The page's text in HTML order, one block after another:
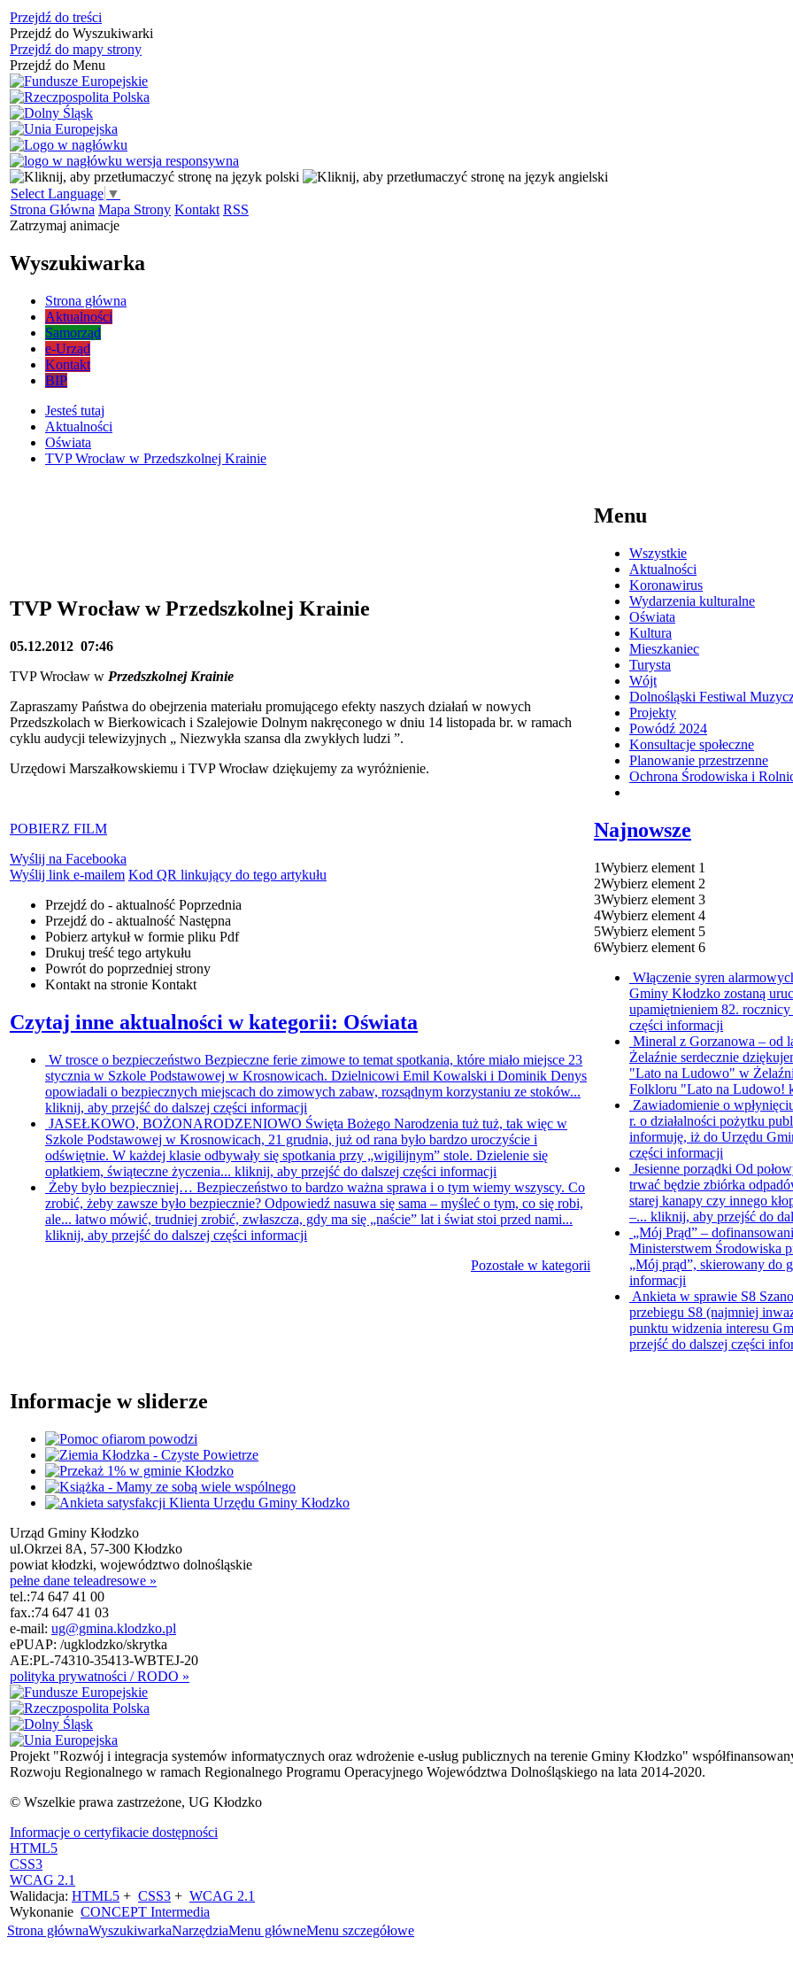
Przejdź do treści
Przejdź do Wyszukiwarki
Przejdź do mapy strony
Przejdź do Menu
Select Language ▼
Strona Główna Mapa Strony Kontakt RSS
Zatrzymaj animacje
Wyszukiwarka
Strona główna
Aktualności
Samorząd
e-Urząd
Kontakt
BIP
Jesteś tutaj
Aktualności
Oświata
TVP Wrocław w Przedszkolnej Krainie
TVP Wrocław w Przedszkolnej Krainie
05.12.2012 07:46
TVP Wrocław w Przedszkolnej Krainie
Zapraszamy Państwa do obejrzenia materiału promującego efekty naszych działań w nowych
Przedszkolach w Bierkowicach i Szalejowie Dolnym nakręconego w dniu 14 listopada br. w ramach
cyklu audycji telewizyjnych „ Niezwykła szansa dla zwykłych ludzi ”.
Urzędowi Marszałkowskiemu i TVP Wrocław dziękujemy za wyróżnienie.
POBIERZ FILM
Wyślij na Facebooka
Wyślij link e-mailem Kod QR linkujący do tego artykułu
Przejdź do - aktualność Poprzednia
Przejdź do - aktualność Następna
Pobierz artykuł w formie pliku Pdf
Drukuj treść tego artykułu
Powrót do poprzedniej strony
Kontakt na stronie Kontakt
Czytaj inne aktualności w kategorii: Oświata
W trosce o bezpieczeństwo Bezpieczne ferie zimowe to temat spotkania, które miało miejsce 23
stycznia w Szkole Podstawowej w Krosnowicach. Dzielnicowi Emil Kowalski i Dominik Denys
opowiadali o bezpiecznych miejscach do zimowych zabaw, rozsądnym korzystaniu ze stoków...
kliknij, aby przejść do dalszej części informacji
JASEŁKOWO, BOŻONARODZENIOWO Święta Bożego Narodzenia tuż tuż, tak więc w
Szkole Podstawowej w Krosnowicach, 21 grudnia, już od rana było bardzo uroczyście i
odświętnie. W każdej klasie odbywały się spotkania przy „wigilijnym” stole. Dzielenie się
opłatkiem, świąteczne życzenia... kliknij, aby przejść do dalszej części informacji
Żeby było bezpieczniej… Bezpieczeństwo to bardzo ważna sprawa i o tym wiemy wszyscy. Co
zrobić, żeby zawsze było bezpiecznie? Odpowiedź nasuwa się sama – myśleć o tym, co się robi,
ale... łatwo mówić, trudniej zrobić, zwłaszcza, gdy ma się „naście” lat i świat stoi przed nami...
kliknij, aby przejść do dalszej części informacji
Pozostałe w kategorii
Menu
Wszystkie
Aktualności
Koronawirus
Wydarzenia kulturalne
Oświata
Kultura
Mieszkaniec
Turysta
Wójt
Dolnośląski Festiwal
Projekty
Powódź 2024
Konsultacje społeczne
Planowanie przestrzenne
Ochrona Środowiska i
Najnowsze
1Wybierz element 1
2Wybierz element 2
3Wybierz element 3
4Wybierz element 4
5Wybierz element 5
6Wybierz element 6
Włączenie syren
Gminy Kłodzko zostaną
upamiętnieniem 82.
części informacji
Mineral z Gorzanowa – od
Żelaźnie serdecznie
"Lato na Ludowo" w
Folkloru "Lato na Ludowo!
Zawiadomienie o
r. o działalności pożytku
informuję, iż do Urzędu
części informacji
Jesienne porządki Od
trwać będzie zbiórka
starej kanapy czy innego
–... kliknij, aby przejść do
„Mój Prąd” –
Ministerstwem Środowiska
„Mój prąd”, skierowany do
informacji
Ankieta w sprawie S8
przebiegu S8 (najmniej
punktu widzenia interesu
przejść do dalszej części
Informacje w sliderze
Urząd Gminy Kłodzko
ul.Okrzei 8A, 57-300 Kłodzko
powiat kłodzki, województwo dolnośląskie
pełne dane teleadresowe »
tel.:74 647 41 00
fax.:74 647 41 03
e-mail: ug@gmina.klodzko.pl
ePUAP: /ugklodzko/skrytka
AE:PL-74310-35413-WBTEJ-20
polityka prywatności / RODO »
Projekt "Rozwój i integracja systemów informatycznych oraz wdrożenie e-usług publicznych na terenie Gminy Kłodzko"
Rozwoju Regionalnego w ramach Regionalnego Programu Operacyjnego Województwa Dolnośląskiego na lata 2014-2020.
© Wszelkie prawa zastrzeżone, UG Kłodzko
Informacje o certyfikacie dostępności
HTML5
CSS3
WCAG 2.1
Walidacja: HTML5 + CSS3 + WCAG 2.1
Wykonanie CONCEPT Intermedia
Strona głównaWyszukiwarkaNarzędziaMenu główneMenu szczegółowe